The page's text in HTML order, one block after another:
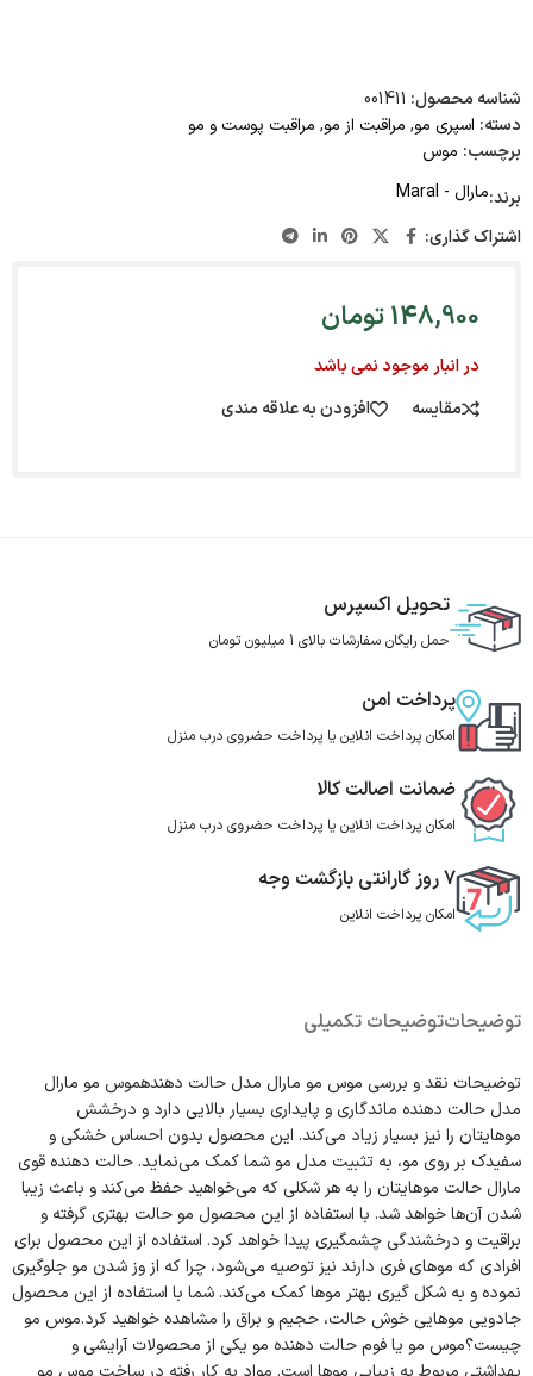
شناسه محصول: 001411
دسته: اسپری مو, مراقبت از مو, مراقبت پوست و مو
برچسب: موس
برند:مارال - Maral
اشتراک گذاری:
148,900تومان
در انبار موجود نمی باشد
مقایسه
افزودن به علاقه مندی
تحویل اکسپرس
حمل رایگان سفارشات بالای 1 میلیون تومان
پرداخت امن
امکان پرداخت انلاین یا پرداخت حضروی درب منزل
ضمانت اصالت کالا
امکان پرداخت انلاین یا پرداخت حضروی درب منزل
7 روز گارانتی بازگشت وجه
امکان پرداخت انلاین
توضیحاتتوضیحات تکمیلی
توضیحات نقد و بررسی موس مو مارال مدل حالت دهندهموس مو مارال
مدل حالت دهنده ماندگاری و پایداری بسیار بالایی دارد و درخشش
موهایتان را نیز بسیار زیاد می‌کند. این محصول بدون احساس خشکی و
سفیدک بر روی مو، به تثبیت مدل مو شما کمک می‌نماید. حالت دهنده قوی
مارال حالت موهایتان را به هر شکلی که می‌خواهید حفظ می‌کند و باعث زیبا
شدن آن‌ها خواهد شد. با استفاده از این محصول مو حالت بهتری گرفته و
براقیت و درخشندگی چشمگیری پیدا خواهد کرد. استفاده از این محصول برای
افرادی که موهای فری دارند نیز توصیه می‌شود، چرا که از وز شدن مو جلوگیری
نموده و به شکل گیری بهتر موها کمک می‌کند. شما با استفاده از این محصول
جادویی موهایی خوش حالت، حجیم و براق را مشاهده خواهید کرد.موس مو
چیست؟موس مو یا فوم حالت دهنده مو یکی از محصولات آرایشی و